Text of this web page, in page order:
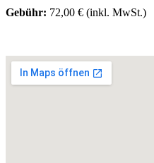
Gebühr: 72,00 € (inkl. MwSt.)